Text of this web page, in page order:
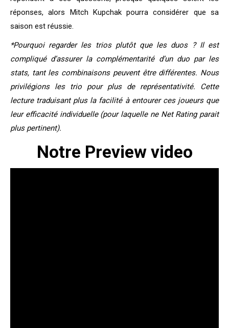
réponses, alors Mitch Kupchak pourra considérer que sa
saison est réussie.
*Pourquoi regarder les trios plutôt que les duos ? Il est
compliqué d’assurer la complémentarité d’un duo par les
stats, tant les combinaisons peuvent être différentes. Nous
privilégions les trio pour plus de représentativité. Cette
lecture traduisant plus la facilité à entourer ces joueurs que
leur efficacité individuelle (pour laquelle ne Net Rating parait
plus pertinent).
Notre Preview video